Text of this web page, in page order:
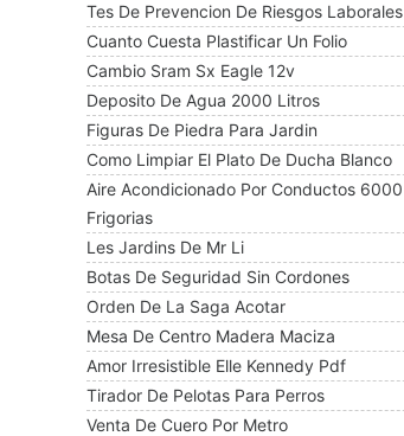
Tes De Prevencion De Riesgos Laborales
Cuanto Cuesta Plastificar Un Folio
Cambio Sram Sx Eagle 12v
Deposito De Agua 2000 Litros
Figuras De Piedra Para Jardin
Como Limpiar El Plato De Ducha Blanco
Aire Acondicionado Por Conductos 6000
Frigorias
Les Jardins De Mr Li
Botas De Seguridad Sin Cordones
Orden De La Saga Acotar
Mesa De Centro Madera Maciza
Amor Irresistible Elle Kennedy Pdf
Tirador De Pelotas Para Perros
Venta De Cuero Por Metro